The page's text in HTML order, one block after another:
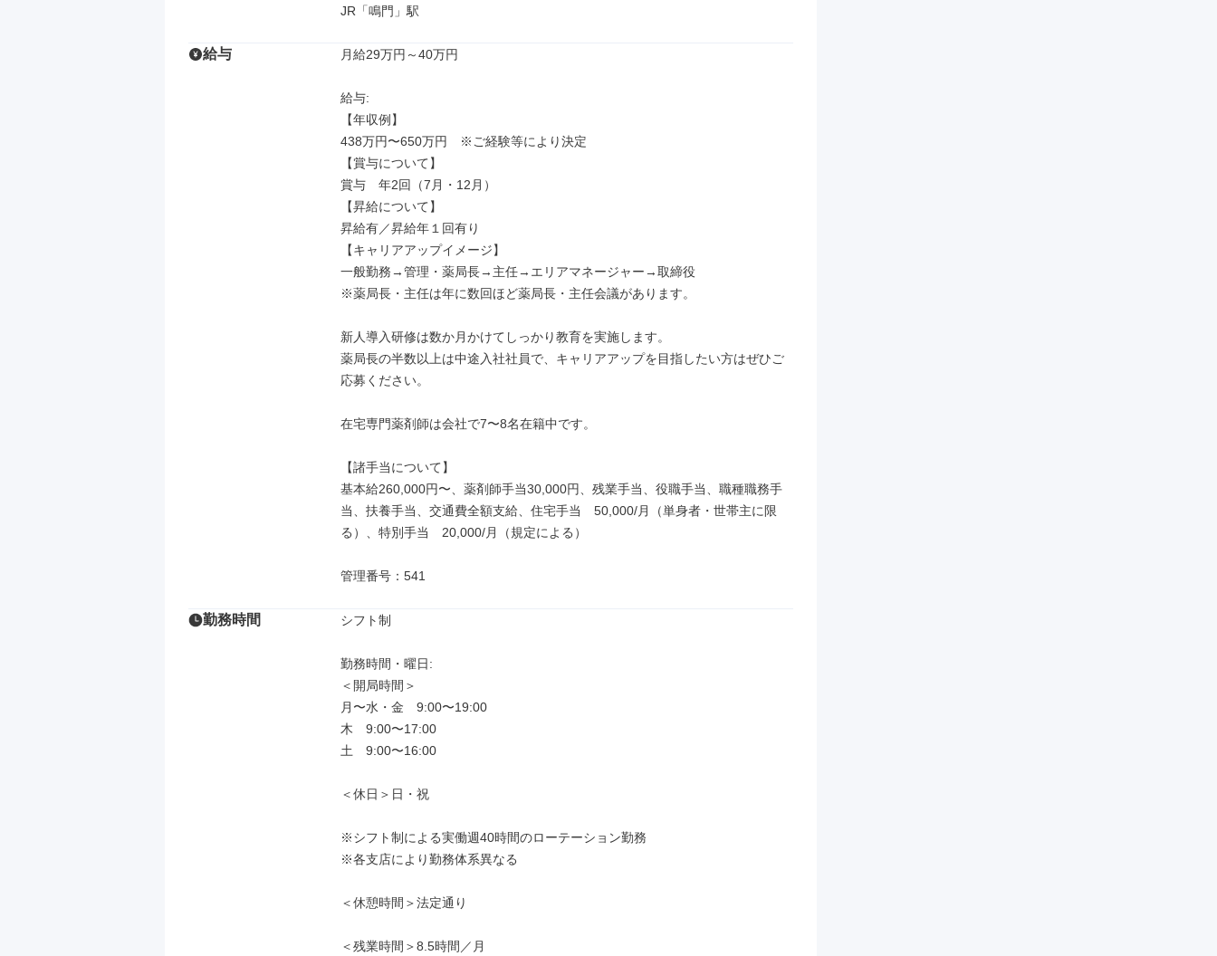
JR「鳴門」駅
給与 月給29万円～40万円
給与:
【年収例】
438万円〜650万円　※ご経験等により決定
【賞与について】
賞与　年2回（7月・12月）
【昇給について】
昇給有／昇給年１回有り
【キャリアアップイメージ】
一般勤務→管理・薬局長→主任→エリアマネージャー→取締役
※薬局長・主任は年に数回ほど薬局長・主任会議があります。
新人導入研修は数か月かけてしっかり教育を実施します。
薬局長の半数以上は中途入社社員で、キャリアアップを目指したい方はぜひご
応募ください。
在宅専門薬剤師は会社で7〜8名在籍中です。
【諸手当について】
基本給260,000円〜、薬剤師手当30,000円、残業手当、役職手当、職種職務手
当、扶養手当、交通費全額支給、住宅手当　50,000/月（単身者・世帯主に限
る）、特別手当　20,000/月（規定による）
管理番号：541
勤務時間 シフト制
勤務時間・曜日:
＜開局時間＞
月〜水・金　9:00〜19:00
木　9:00〜17:00
土　9:00〜16:00
＜休日＞日・祝
※シフト制による実働週40時間のローテーション勤務
※各支店により勤務体系異なる
＜休憩時間＞法定通り
＜残業時間＞8.5時間／月